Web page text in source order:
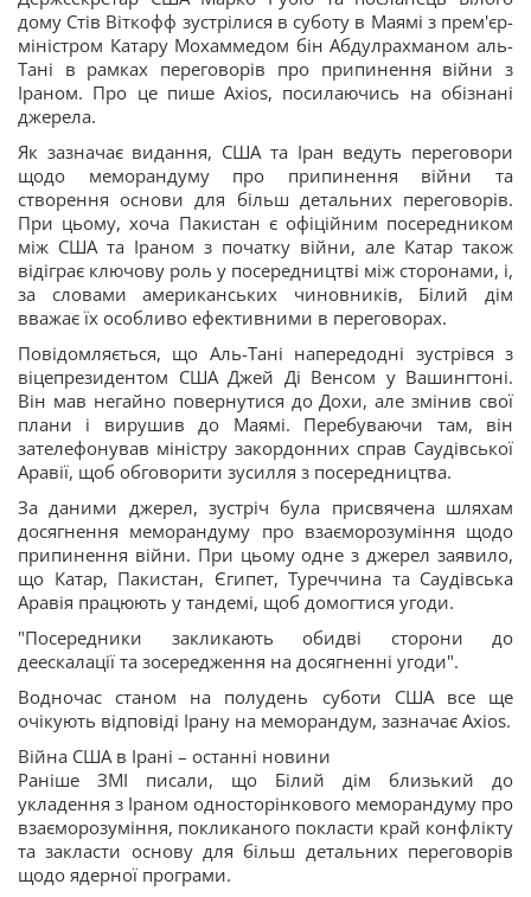
дому Стів Віткофф зустрілися в суботу в Маямі з прем'єр-
міністром Катару Мохаммедом бін Абдулрахманом аль-
Тані в рамках переговорів про припинення війни з
Іраном. Про це пише Axios, посилаючись на обізнані
джерела.
Як зазначає видання, США та Іран ведуть переговори
щодо меморандуму про припинення війни та
створення основи для більш детальних переговорів.
При цьому, хоча Пакистан є офіційним посередником
між США та Іраном з початку війни, але Катар також
відіграє ключову роль у посередництві між сторонами, і,
за словами американських чиновників, Білий дім
вважає їх особливо ефективними в переговорах.
Повідомляється, що Аль-Тані напередодні зустрівся з
віцепрезидентом США Джей Ді Венсом у Вашингтоні.
Він мав негайно повернутися до Дохи, але змінив свої
плани і вирушив до Маямі. Перебуваючи там, він
зателефонував міністру закордонних справ Саудівської
Аравії, щоб обговорити зусилля з посередництва.
За даними джерел, зустріч була присвячена шляхам
досягнення меморандуму про взаєморозуміння щодо
припинення війни. При цьому одне з джерел заявило,
що Катар, Пакистан, Єгипет, Туреччина та Саудівська
Аравія працюють у тандемі, щоб домогтися угоди.
"Посередники закликають обидві сторони до
деескалації та зосередження на досягненні угоди".
Водночас станом на полудень суботи США все ще
очікують відповіді Ірану на меморандум, зазначає Axios.
Війна США в Ірані – останні новини
Раніше ЗМІ писали, що Білий дім близький до
укладення з Іраном односторінкового меморандуму про
взаєморозуміння, покликаного покласти край конфлікту
та закласти основу для більш детальних переговорів
щодо ядерної програми.